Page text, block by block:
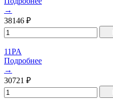
→
38146 ₽
11PA
Подробнее
→
30721 ₽